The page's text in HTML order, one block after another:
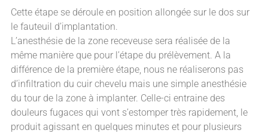
Cette étape se déroule en position allongée sur le dos sur
le fauteuil d’implantation.
L’anesthésie de la zone receveuse sera réalisée de la
même manière que pour l’étape du prélèvement. A la
différence de la première étape, nous ne réaliserons pas
d’infiltration du cuir chevelu mais une simple anesthésie
du tour de la zone à implanter. Celle-ci entraine des
douleurs fugaces qui vont s’estomper très rapidement, le
produit agissant en quelques minutes et pour plusieurs